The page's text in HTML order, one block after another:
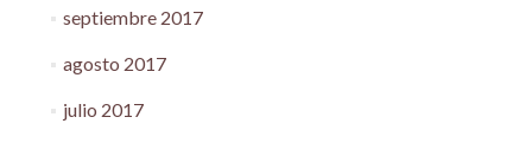
septiembre 2017
agosto 2017
julio 2017